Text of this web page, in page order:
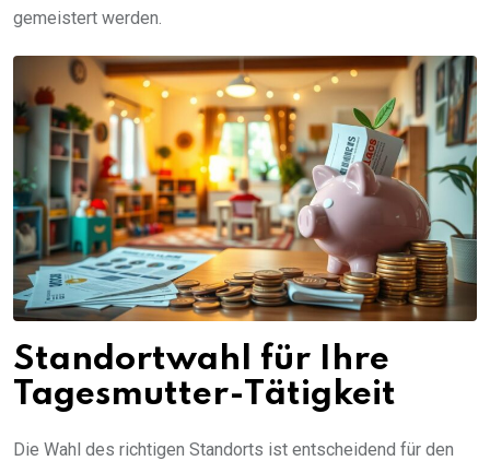
gemeistert werden.
Standortwahl für Ihre
Tagesmutter-Tätigkeit
Die Wahl des richtigen Standorts ist entscheidend für den